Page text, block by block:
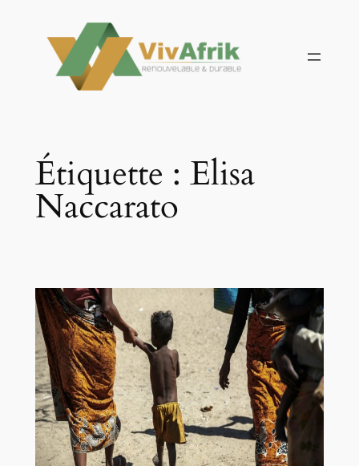
contenu
Étiquette : Elisa
Naccarato